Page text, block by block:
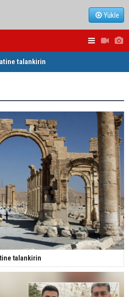
Yükle
talankirin
talankirin